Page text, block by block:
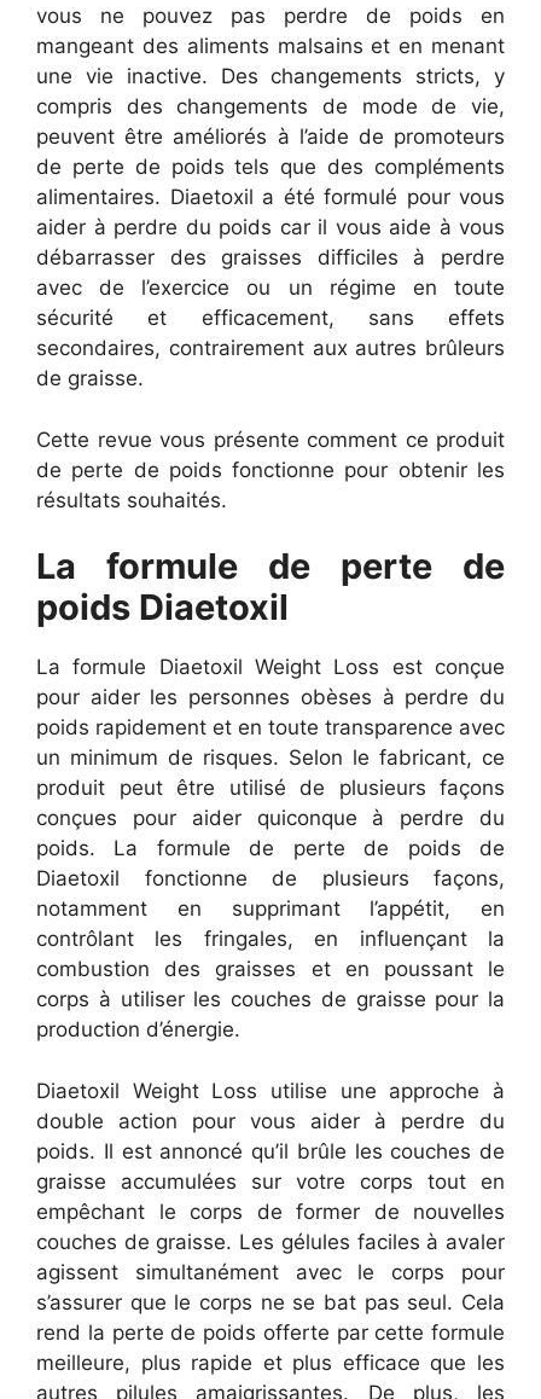
vous ne pouvez pas perdre de poids en
mangeant des aliments malsains et en menant
une vie inactive. Des changements stricts, y
compris des changements de mode de vie,
peuvent être améliorés à l’aide de promoteurs
de perte de poids tels que des compléments
alimentaires. Diaetoxil a été formulé pour vous
aider à perdre du poids car il vous aide à vous
débarrasser des graisses difficiles à perdre
avec de l’exercice ou un régime en toute
sécurité et efficacement, sans effets
secondaires, contrairement aux autres brûleurs
de graisse.
Cette revue vous présente comment ce produit
de perte de poids fonctionne pour obtenir les
résultats souhaités.
La formule de perte de
poids Diaetoxil
La formule Diaetoxil Weight Loss est conçue
pour aider les personnes obèses à perdre du
poids rapidement et en toute transparence avec
un minimum de risques. Selon le fabricant, ce
produit peut être utilisé de plusieurs façons
conçues pour aider quiconque à perdre du
poids. La formule de perte de poids de
Diaetoxil fonctionne de plusieurs façons,
notamment en supprimant l’appétit, en
contrôlant les fringales, en influençant la
combustion des graisses et en poussant le
corps à utiliser les couches de graisse pour la
production d’énergie.
Diaetoxil Weight Loss utilise une approche à
double action pour vous aider à perdre du
poids. Il est annoncé qu’il brûle les couches de
graisse accumulées sur votre corps tout en
empêchant le corps de former de nouvelles
couches de graisse. Les gélules faciles à avaler
agissent simultanément avec le corps pour
s’assurer que le corps ne se bat pas seul. Cela
rend la perte de poids offerte par cette formule
meilleure, plus rapide et plus efficace que les
autres pilules amaigrissantes. De plus, les